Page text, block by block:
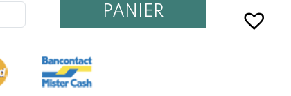
PANIER